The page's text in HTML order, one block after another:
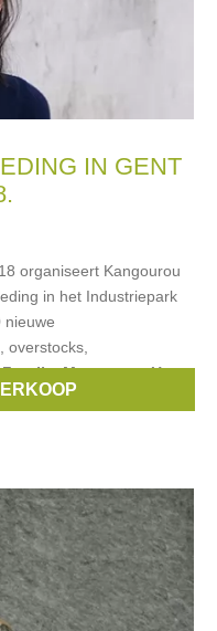
IN GENT
organiseert Kangourou
in het Industriepark
nieuwe
overstocks,
Fragile,Menonove,Un